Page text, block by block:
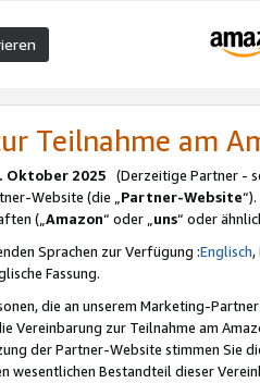
Teilnahme am
Oktober 2025 (Derzeitige Partner -
Website (die „Partner-Website
(„Amazon“ oder „uns“ oder
Sprachen zur Verfügung :Englisch,
Fassung.
die an unserem Marketing-
Vereinbarung zur Teilnahme am
der Partner-Website stimmen Sie
wesentlichen Bestandteil dieser